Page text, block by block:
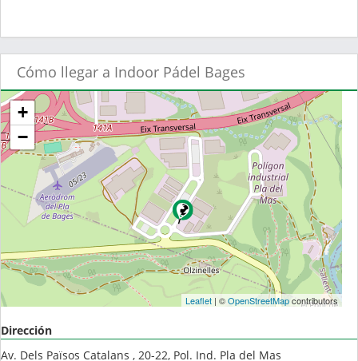
Cómo llegar a Indoor Pádel Bages
+
−
Leaflet| ©OpenStreetMapcontributors
Dirección
Av. Dels Països Catalans , 20-22, Pol. Ind. Pla del Mas